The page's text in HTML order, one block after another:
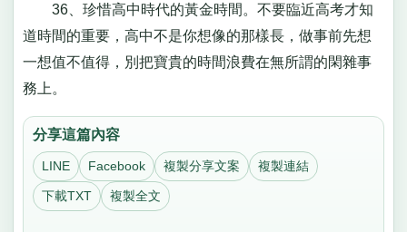
36、珍惜高中時代的黃金時間。不要臨近高考才知
道時間的重要，高中不是你想像的那樣長，做事前先想
一想值不值得，別把寶貴的時間浪費在無所謂的閑雜事
務上。
分享這篇內容
LINE Facebook 複製分享文案 複製連結
下載TXT 複製全文